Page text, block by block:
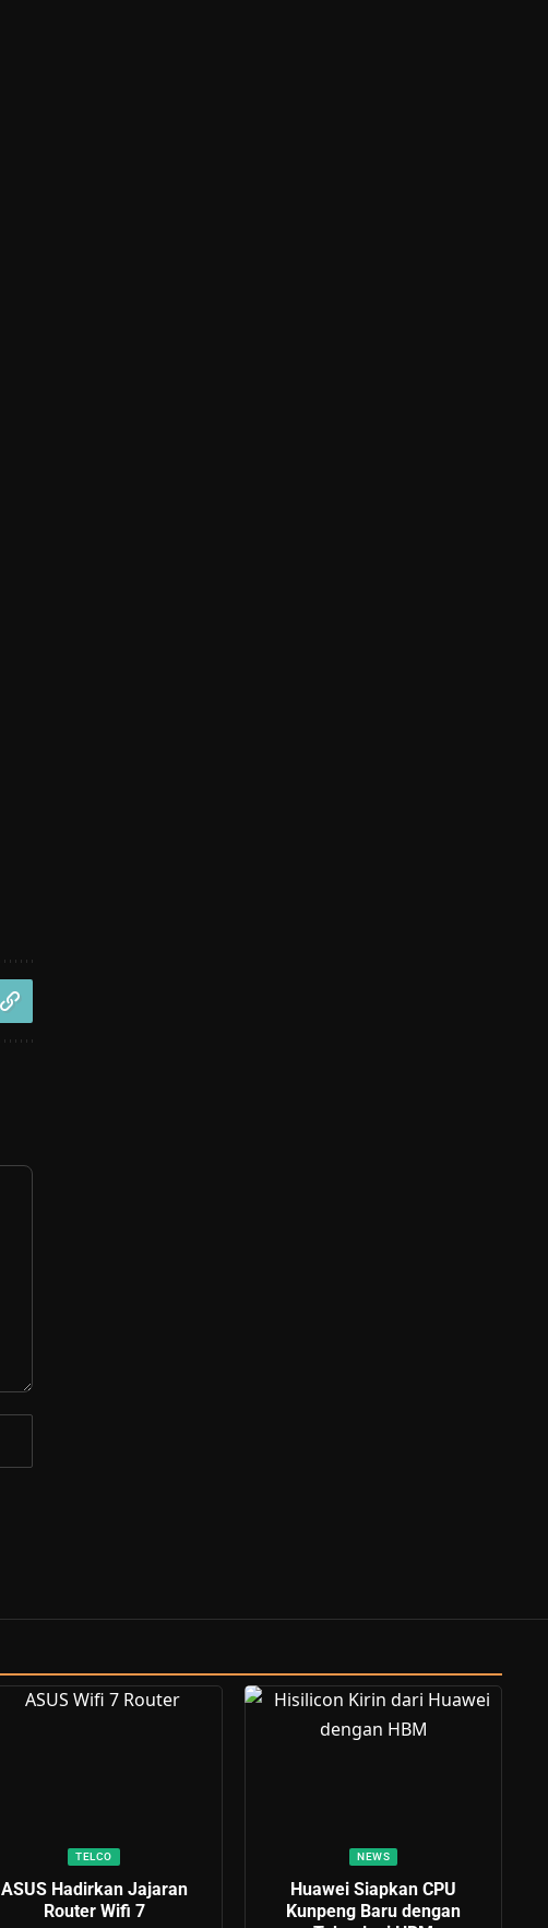
TELCO
ASUS Hadirkan Jajaran
Router Wifi 7
NEWS
Huawei Siapkan CPU
Kunpeng Baru dengan